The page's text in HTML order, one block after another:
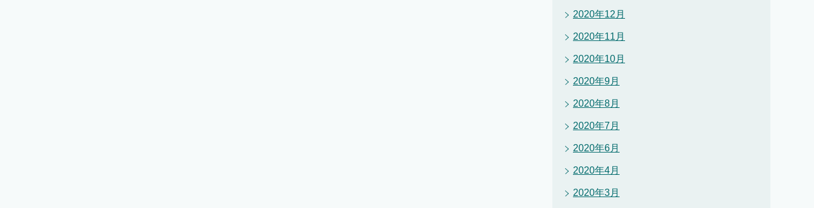
2020年12月
2020年11月
2020年10月
2020年9月
2020年8月
2020年7月
2020年6月
2020年4月
2020年3月